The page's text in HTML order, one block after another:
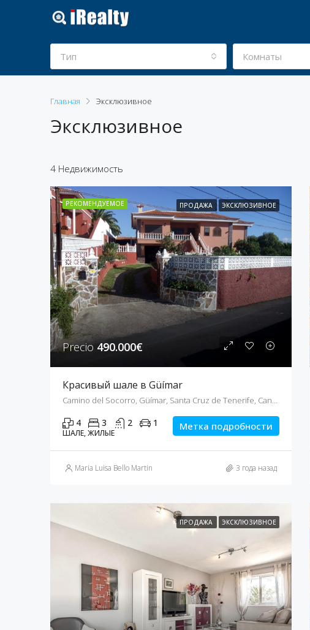
Тип Комнаты
Главная Эксклюзивное
Эксклюзивное
4 Недвижимость
РЕКОМЕНДУЕМОЕ ПРОДАЖА ЭКСКЛЮЗИВНОЕ
Precio 490.000€
Красивый шале в Güímar
Camino del Socorro, Güímar, Santa Cruz de Tenerife, Canarias, 38508, España
4 3 2 1
ШАЛЕ, ЖИЛЫЕ
Метка подробности
Maria Luisa Bello Martin 3 года назад
ПРОДАЖА ЭКСКЛЮЗИВНОЕ